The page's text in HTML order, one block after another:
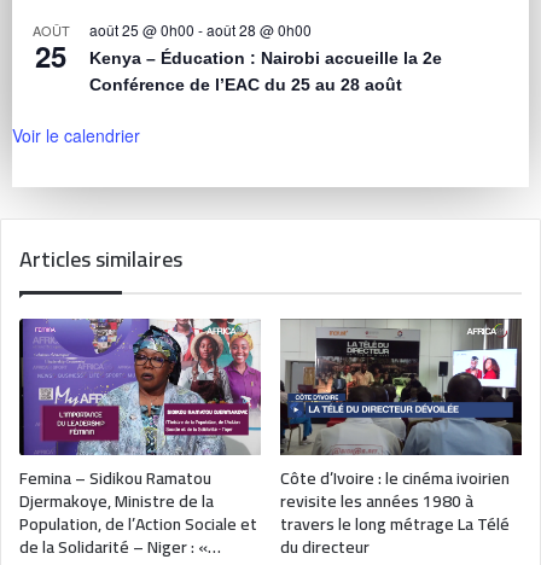
AOÛT
25
août 25 @ 0h00 -août 28 @ 0h00
Kenya – Éducation : Nairobi accueille la 2e
Conférence de l’EAC du 25 au 28 août
Voir le calendrier
Articles similaires
Femina – Sidikou Ramatou
Djermakoye, Ministre de la
Population, de l’Action Sociale et
de la Solidarité – Niger : «…
Côte d’Ivoire : le cinéma ivoirien
revisite les années 1980 à
travers le long métrage La Télé
du directeur